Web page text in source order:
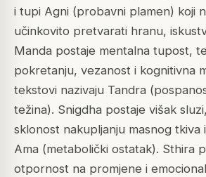
i tupi Agni (probavni plamen) koji
učinkovito pretvarati hranu,
Manda postaje mentalna tupost,
pokretanju, vezanost i kognitivna
tekstovi nazivaju Tandra
težina). Snigdha postaje višak
sklonost nakupljanju masnog
Ama (metabolički ostatak). Sthira
otpornost na promjene i